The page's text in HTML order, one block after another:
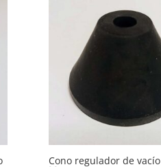
Cono regulador de vacío